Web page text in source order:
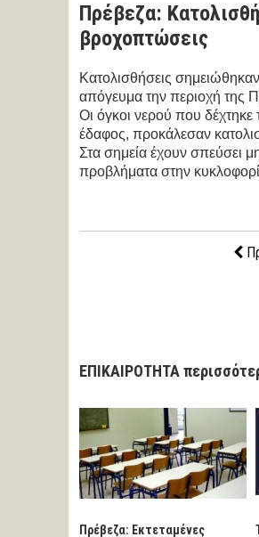
Πρέβεζα:
βροχοπτώσεις
Κατολισθήσεις
απόγευμα την περιοχή της
Οι όγκοι νερού που
έδαφος, προκάλεσαν
Στα σημεία έχουν σπεύσει
προβλήματα στην
ΕΠΙΚΑΙΡΟΤΗΤΑ
Πρέβεζα: Εκτεταμένες